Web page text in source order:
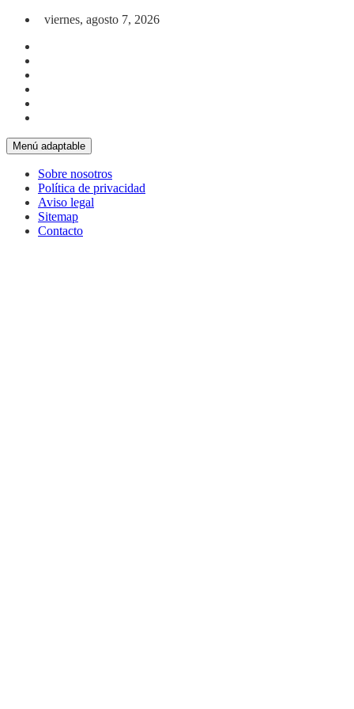
Saltar al contenido
viernes, agosto 7, 2026
Menú adaptable
Sobre nosotros
Política de privacidad
Aviso legal
Sitemap
Contacto